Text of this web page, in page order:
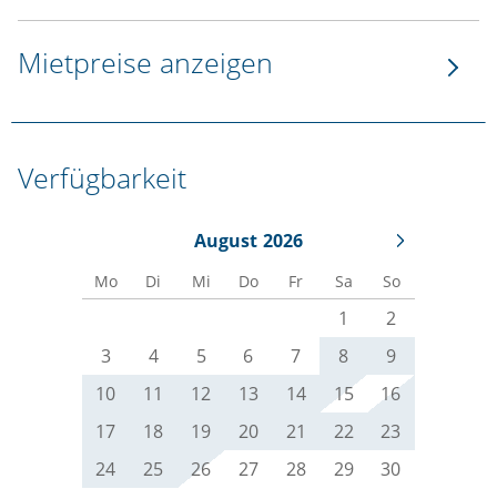
Mietpreise anzeigen
Verfügbarkeit
August 2026
Mo Di Mi Do Fr Sa So
1
2
3
4 5 6 7 8
9
10
11 12 13 14 15
16
17
18 19 20 21 22
23
24
25 26 27 28 29
30